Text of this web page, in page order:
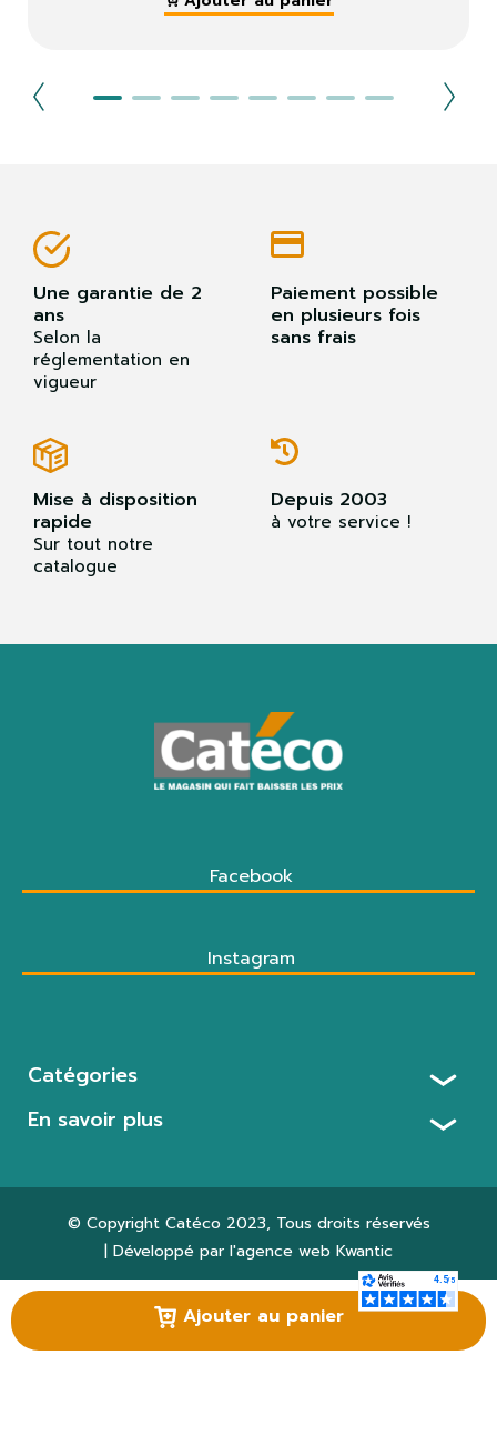
Ajouter au panier
Une garantie de 2
ans
Selon la
réglementation en
vigueur
Paiement possible
en plusieurs fois
sans frais
Mise à disposition
rapide
Sur tout notre
catalogue
Depuis 2003
à votre service !
Facebook
Instagram
Catégories
En savoir plus
© Copyright Catéco 2023, Tous droits réservés
| Développé par l'agence web Kwantic
Paramètres des cookies